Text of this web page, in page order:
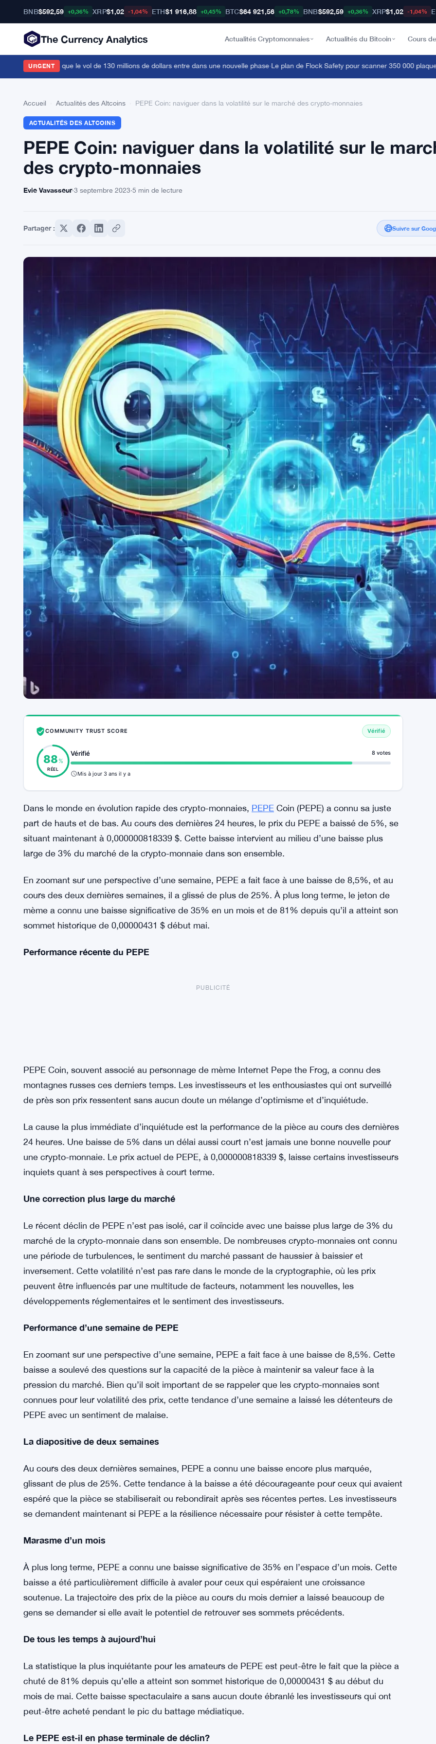
BNB$592,59 +0,36% XRP$1,02 -1,04% ETH$1 916,88 +0,45% BTC$64 921,56 +0,78% BNB$592,59 +0,36% XRP$1,02 -1,04%
The Currency Analytics Actualités Cryptomonnaies Actualités du Bitcoin Cours
URGENT
30 BTC alors que le vol de 130 millions de dollars entre dans une nouvelle phase·Le plan de Flock Safety pour scanner 350 000 plaques
Accueil Actualités des Altcoins PEPE Coin: naviguer dans la volatilité sur le marché des crypto-monnaies
ACTUALITÉS DES ALTCOINS
PEPE Coin: naviguer dans la volatilité sur le
des crypto-monnaies
Evie Vavasseur·3 septembre 2023·5 min de lecture
Partager : Suivre sur
COMMUNITY TRUST SCORE Vérifié
88 %
RÉEL
Vérifié 8 votes
Mis à jour 3 ans il y a
Dans le monde en évolution rapide des crypto-monnaies, PEPE Coin (PEPE) a connu sa juste
part de hauts et de bas. Au cours des dernières 24 heures, le prix du PEPE a baissé de 5%, se
situant maintenant à 0,000000818339 $. Cette baisse intervient au milieu d’une baisse plus
large de 3% du marché de la crypto-monnaie dans son ensemble.
En zoomant sur une perspective d’une semaine, PEPE a fait face à une baisse de 8,5%, et au
cours des deux dernières semaines, il a glissé de plus de 25%. À plus long terme, le jeton de
mème a connu une baisse significative de 35% en un mois et de 81% depuis qu’il a atteint son
sommet historique de 0,00000431 $ début mai.
Performance récente du PEPE
PUBLICITÉ
PEPE Coin, souvent associé au personnage de mème Internet Pepe the Frog, a connu des
de près son prix ressentent sans aucun doute un mélange d’optimisme et d’inquiétude.
La cause la plus immédiate d’inquiétude est la performance de la pièce au cours des dernières
24 heures. Une baisse de 5% dans un délai aussi court n’est jamais une bonne nouvelle pour
une crypto-monnaie. Le prix actuel de PEPE, à 0,000000818339 $, laisse certains investisseurs
inquiets quant à ses perspectives à court terme.
Une correction plus large du marché
Le récent déclin de PEPE n’est pas isolé, car il coïncide avec une baisse plus large de 3% du
une période de turbulences, le sentiment du marché passant de haussier à baissier et
inversement. Cette volatilité n’est pas rare dans le monde de la cryptographie, où les prix
peuvent être influencés par une multitude de facteurs, notamment les nouvelles, les
développements réglementaires et le sentiment des investisseurs.
baisse a soulevé des questions sur la capacité de la pièce à maintenir sa valeur face à la
pression du marché. Bien qu’il soit important de se rappeler que les crypto-monnaies sont
connues pour leur volatilité des prix, cette tendance d’une semaine a laissé les détenteurs de
PEPE avec un sentiment de malaise.
La diapositive de deux semaines
Au cours des deux dernières semaines, PEPE a connu une baisse encore plus marquée,
glissant de plus de 25%. Cette tendance à la baisse a été décourageante pour ceux qui avaient
espéré que la pièce se stabiliserait ou rebondirait après ses récentes pertes. Les investisseurs
se demandent maintenant si PEPE a la résilience nécessaire pour résister à cette tempête.
Marasme d’un mois
À plus long terme, PEPE a connu une baisse significative de 35% en l’espace d’un mois. Cette
baisse a été particulièrement difficile à avaler pour ceux qui espéraient une croissance
soutenue. La trajectoire des prix de la pièce au cours du mois dernier a laissé beaucoup de
gens se demander si elle avait le potentiel de retrouver ses sommets précédents.